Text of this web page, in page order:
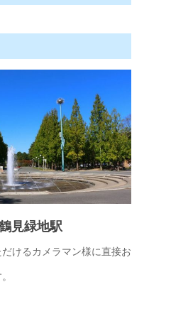
見緑地駅
けるカメラマン様に直接お